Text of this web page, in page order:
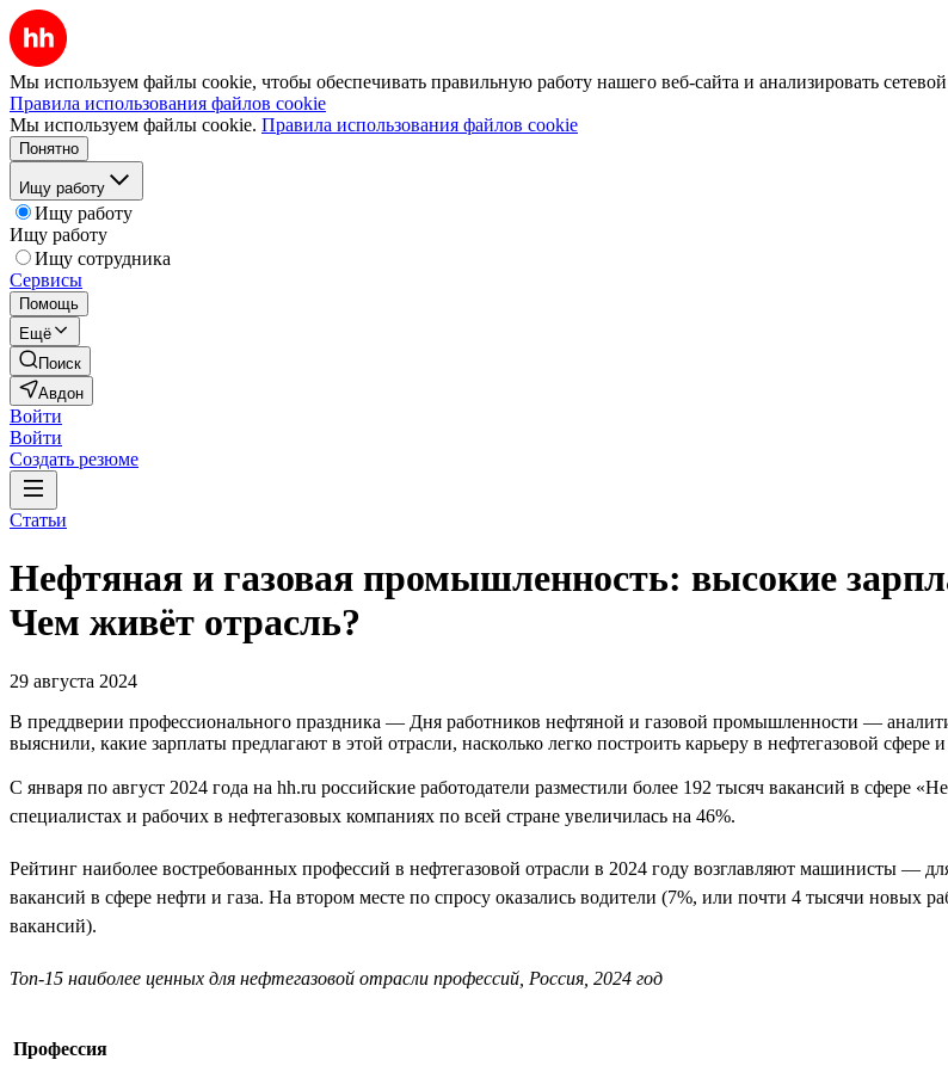
Мы используем файлы cookie, чтобы обеспечивать правильную работу нашего веб-сайта и анализировать
Правила использования файлов cookie
Мы используем файлы cookie. Правила использования файлов cookie
Понятно
Ищу работу
Ищу работу
Ищу работу
Ищу сотрудника
Сервисы
Помощь
Ещё
Поиск
Авдон
Войти
Войти
Создать резюме
Статьи
Нефтяная и газовая промышленность: высокие
Чем живёт отрасль?
29 августа 2024
В преддверии профессионального праздника — Дня работников нефтяной и газовой промышленности —
выяснили, какие зарплаты предлагают в этой отрасли, насколько легко построить карьеру в нефтегазовой сфере
С января по август 2024 года на hh.ru российские работодатели разместили более 192 тысяч вакансий в
специалистах и рабочих в нефтегазовых компаниях по всей стране увеличилась на 46%.
Рейтинг наиболее востребованных профессий в нефтегазовой отрасли в 2024 году возглавляют машинисты —
вакансий в сфере нефти и газа. На втором месте по спросу оказались водители (7%, или почти 4 тысячи новых
вакансий).
Топ-15 наиболее ценных для нефтегазовой отрасли профессий, Россия, 2024 год
Профессия